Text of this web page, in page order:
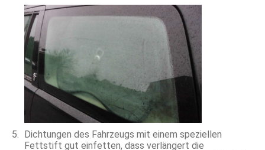
Dichtungen des Fahrzeugs mit einem speziellen
Fettstift gut einfetten, dass verlängert die